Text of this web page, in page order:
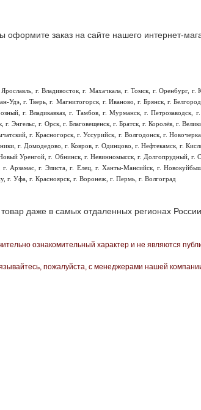
заказ на сайте нашего интернет-
г. Владивосток, г. Махачкала, г. Томск, г. Оренбург,
Удэ, г. Тверь, г. Магнитогорск, г. Иваново, г. Брянск, г.
г. Владикавказ, г. Тамбов, г. Мурманск, г.
г. Орск, г. Благовещенск, г. Братск, г. Королёв, г.
г. Красногорск, г. Уссурийск, г. Волгодонск, г.
г. Домодедово, г. Ковров, г. Одинцово, г. Нефтекамск, г.
Уренгой, г. Обнинск, г. Невинномысск, г. Долгопрудный,
г. Элиста, г. Елец, г. Ханты-Мансийск, г.
г. Уфа, г. Красноярск, г. Воронеж, г. Пермь, г. Волгоград
даже в самых отдаленных регионах России.
ознакомительный харaктер и не являютcя
пожaлуйста, с менеджерами нашей